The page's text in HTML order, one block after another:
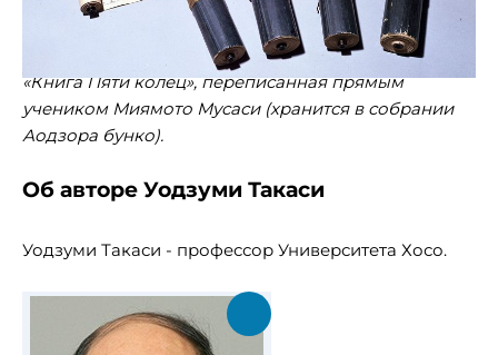
«Книга Пяти колец», переписанная прямым
учеником Миямото Мусаси (хранится в собрании
Аодзора бунко).
Об авторе Уодзуми Такаси
Уодзуми Такаси - профессор Университета Хосо.